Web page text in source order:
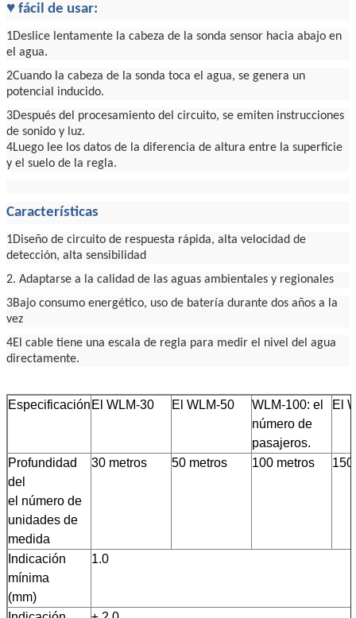
♥ fácil de usar:
1Deslice lentamente la cabeza de la sonda sensor hacia abajo en
el agua.
2Cuando la cabeza de la sonda toca el agua, se genera un
potencial inducido.
3Después del procesamiento del circuito, se emiten instrucciones
de sonido y luz.
4Luego lee los datos de la diferencia de altura entre la superficie
y el suelo de la regla.
Características
1Diseño de circuito de respuesta rápida, alta velocidad de
detección, alta sensibilidad
2. Adaptarse a la calidad de las aguas ambientales y regionales
3Bajo consumo energético, uso de batería durante dos años a la
vez
4El cable tiene una escala de regla para medir el nivel del agua
directamente.
Especificación El WLM-30 El WLM-50
WLM-100: el
número de
pasajeros.
El
Profundidad
del
el número de
unidades de
medida
30 metros 50 metros 100 metros
Indicación
mínima
(mm)
1.0